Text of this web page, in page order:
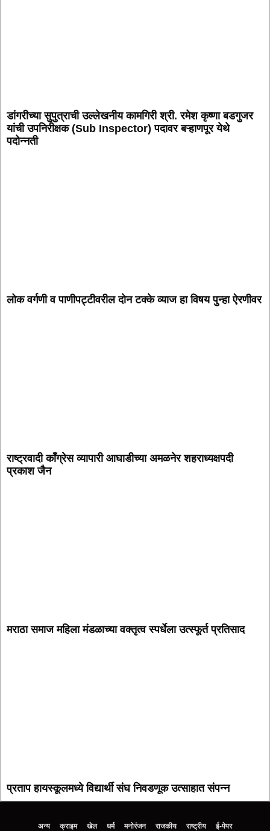
डांगरीच्या सुपुत्राची उल्लेखनीय कामगिरी श्री. रमेश कृष्णा बडगुजर
यांची उपनिरीक्षक (Sub Inspector) पदावर बऱ्हाणपूर येथे
पदोन्नती
लोक वर्गणी व पाणीपट्टीवरील दोन टक्के व्याज हा विषय पुन्हा ऐरणीवर
राष्ट्रवादी काँग्रेस व्यापारी आघाडीच्या अमळनेर शहराध्यक्षपदी
प्रकाश जैन
मराठा समाज महिला मंडळाच्या वक्तृत्व स्पर्धेला उत्स्फूर्त प्रतिसाद
प्रताप हायस्कूलमध्ये विद्यार्थी संघ निवडणूक उत्साहात संपन्न
अन्य क्राइम खेल धर्म मनोरंजन राजकीय राष्ट्रीय ई-पेपर